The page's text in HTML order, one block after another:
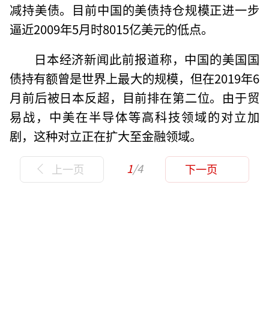
减持美债。目前中国的美债持仓规模正进一步
逼近2009年5月时8015亿美元的低点。
日本经济新闻此前报道称，中国的美国国
债持有额曾是世界上最大的规模，但在2019年6
月前后被日本反超，目前排在第二位。由于贸
易战，中美在半导体等高科技领域的对立加
剧，这种对立正在扩大至金融领域。
上一页 1/4 下一页